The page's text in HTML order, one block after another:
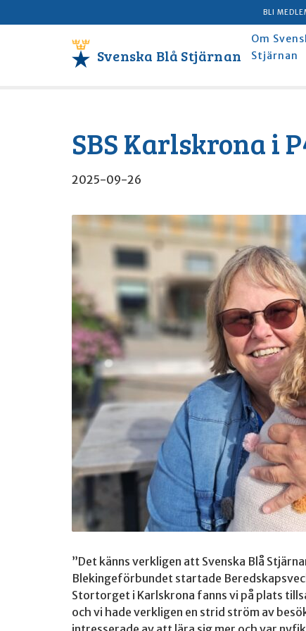
BLI
Svenska Blå Stjärnan
Om
Stjärnan
SBS Karlskrona i
2025-09-26
”Det känns verkligen att Svenska Blå
Blekingeförbundet startade
Stortorget i Karlskrona fanns vi på plats
och vi hade verkligen en strid ström av